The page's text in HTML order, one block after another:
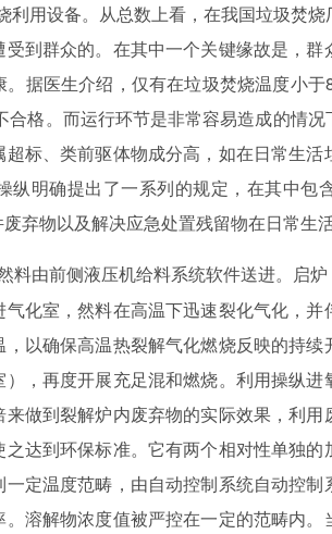
利用设备。从总数上看，在我国垃圾焚
到群众的。在其中一个关键缘故是，
。据医生介绍，仅有在垃圾焚烧温度小
格。而运行环节是非常容易造成的情
标、类前驱体物成分高，如在日常生
纵明确提出了一系列的规定，在其中包
弃物以及解决应急处置残留物在日常生
料由前侧液压机给料系统软件送进。启炉
化室，然料在高温下迅速裂化气化，
以确保高温热裂解气化燃烧反映的持
，再度开展充足混和燃烧。利用操纵
做到裂解炉内废弃物的实际效果，利
达到环保标准。它有两个相对性单独
定温度范畴，由自动控制系统自动控
溶解物浓度值被严控在一定的范畴内